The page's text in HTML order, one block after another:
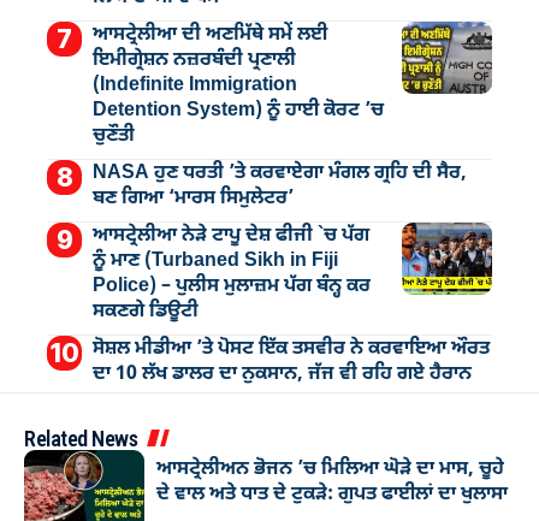
ਆਸਟ੍ਰੇਲੀਆ ਦੀ ਅਣਮਿੱਥੇ ਸਮੇਂ ਲਈ
ਇਮੀਗ੍ਰੇਸ਼ਨ ਨਜ਼ਰਬੰਦੀ ਪ੍ਰਣਾਲੀ
(Indefinite Immigration
Detention System) ਨੂੰ ਹਾਈ ਕੋਰਟ ’ਚ
ਚੁਣੌਤੀ
NASA ਹੁਣ ਧਰਤੀ ’ਤੇ ਕਰਵਾਏਗਾ ਮੰਗਲ ਗ੍ਰਹਿ ਦੀ ਸੈਰ,
ਬਣ ਗਿਆ ‘ਮਾਰਸ ਸਿਮੁਲੇਟਰ’
ਆਸਟ੍ਰੇਲੀਆ ਨੇੜੇ ਟਾਪੂ ਦੇਸ਼ ਫੀਜੀ `ਚ ਪੱਗ
ਨੂੰ ਮਾਣ (Turbaned Sikh in Fiji
Police) – ਪੁਲੀਸ ਮੁਲਾਜ਼ਮ ਪੱਗ ਬੰਨ੍ਹ ਕਰ
ਸਕਣਗੇ ਡਿਊਟੀ
ਸੋਸ਼ਲ ਮੀਡੀਆ ’ਤੇ ਪੋਸਟ ਇੱਕ ਤਸਵੀਰ ਨੇ ਕਰਵਾਇਆ ਔਰਤ
ਦਾ 10 ਲੱਖ ਡਾਲਰ ਦਾ ਨੁਕਸਾਨ, ਜੱਜ ਵੀ ਰਹਿ ਗਏ ਹੈਰਾਨ
Related News
ਆਸਟ੍ਰੇਲੀਅਨ ਭੋਜਨ ’ਚ ਮਿਲਿਆ ਘੋੜੇ ਦਾ ਮਾਸ, ਚੂਹੇ
ਦੇ ਵਾਲ ਅਤੇ ਧਾਤ ਦੇ ਟੁਕੜੇ: ਗੁਪਤ ਫਾਈਲਾਂ ਦਾ ਖੁਲਾਸਾ